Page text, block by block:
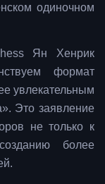
одиночном
Ян Хенрик
формат
увлекательным
Это заявление
не только к
более